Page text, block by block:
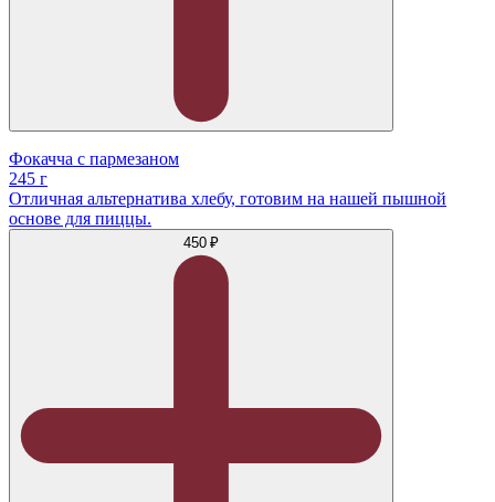
Фокачча с пармезаном
245 г
Отличная альтернатива хлебу, готовим на нашей пышной
основе для пиццы.
450 ₽